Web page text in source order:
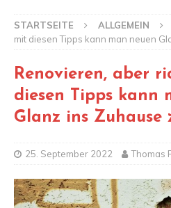
STARTSEITE ALLGEMEIN
mit diesen Tipps kann man neuen
Renovieren, aber
diesen Tipps kann
Glanz ins Zuhause
25. September 2022 Thomas